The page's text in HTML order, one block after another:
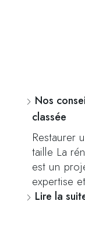
Nos
classée
Restaurer
taille La
est un
expertise
Lire la